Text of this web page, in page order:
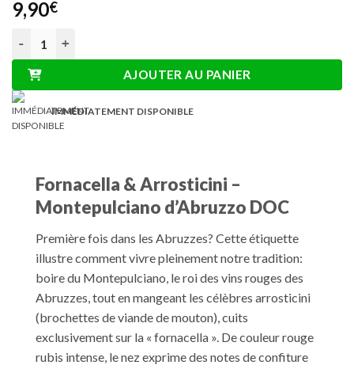
9,90€
AJOUTER AU PANIER
IMMÉDIATEMENT DISPONIBLE
Fornacella & Arrosticini –
Montepulciano d’Abruzzo DOC
Première fois dans les Abruzzes? Cette étiquette
illustre comment vivre pleinement notre tradition:
boire du Montepulciano, le roi des vins rouges des
Abruzzes, tout en mangeant les célèbres arrosticini
(brochettes de viande de mouton), cuits
exclusivement sur la « fornacella ». De couleur rouge
rubis intense, le nez exprime des notes de confiture